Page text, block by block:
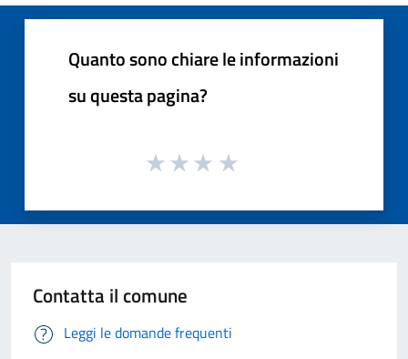
Quanto sono chiare le informazioni
su questa pagina?
Contatta il comune
Leggi le domande frequenti